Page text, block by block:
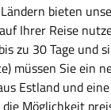
bieten
Ihrer Reise
zu 30 Tage und
müssen Sie ein
Estland und
die Möglichkeit